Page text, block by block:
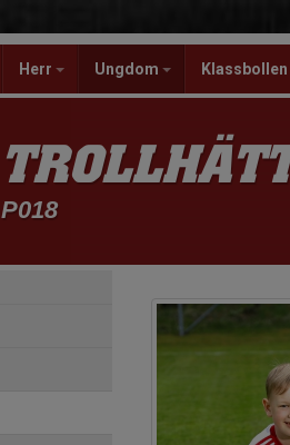
Herr Ungdom Klassbollen
P018